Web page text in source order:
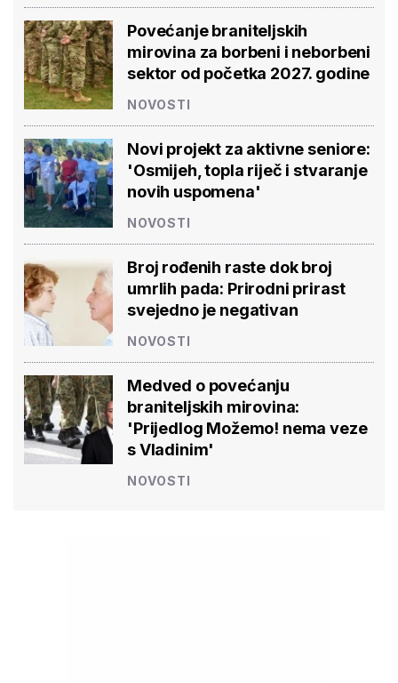
Povećanje braniteljskih
mirovina za borbeni i neborbeni
sektor od početka 2027. godine
NOVOSTI
Novi projekt za aktivne seniore:
'Osmijeh, topla riječ i stvaranje
novih uspomena'
NOVOSTI
Broj rođenih raste dok broj
umrlih pada: Prirodni prirast
svejedno je negativan
NOVOSTI
Medved o povećanju
braniteljskih mirovina:
'Prijedlog Možemo! nema veze
s Vladinim'
NOVOSTI